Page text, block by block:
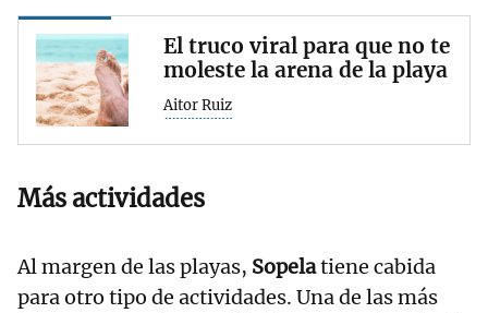
El truco viral para que no te
moleste la arena de la playa
Aitor Ruiz
Más actividades
Al margen de las playas, Sopelatiene cabida
para otro tipo de actividades. Una de las más